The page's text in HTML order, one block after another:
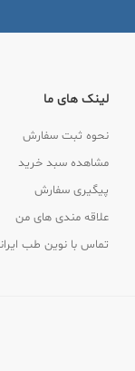
لینک های ما
نحوه ثبت سفارش
مشاهده سبد خرید
پیگیری سفارش
علاقه مندی های من
تماس با نوین طب